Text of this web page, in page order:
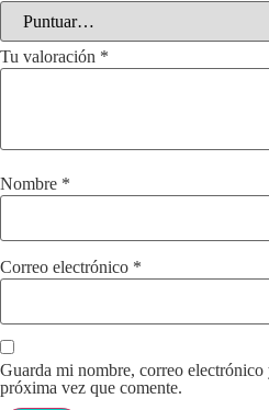
Tu valoración *
Nombre *
Correo electrónico *
Guarda mi nombre, correo electrónico
próxima vez que comente.